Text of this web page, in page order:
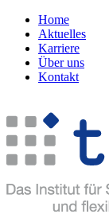
Home
Aktuelles
Karriere
Über uns
Kontakt